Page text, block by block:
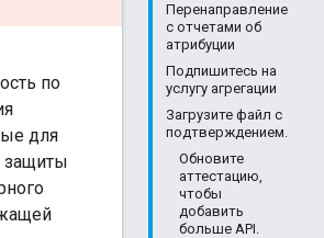
Перенаправление
с отчетами об
атрибуции
Подпишитесь на
услугу агрегации
Загрузите файл с
подтверждением.
Обновите
аттестацию,
чтобы
добавить
больше API.
по
для
защиты